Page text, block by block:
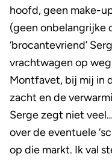
hoofd, geen make-
(geen onbelangrijke
‘brocantevriend’
vrachtwagen op
Montfavet, bij mij in
zacht en de
Serge zegt niet
over de eventuele
op die markt. Ik val